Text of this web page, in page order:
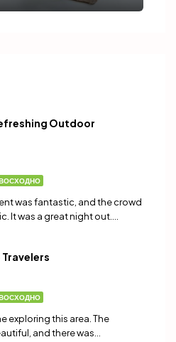
Outdoor
was fantastic, and the crowd
It was a great night out….
exploring this area. The
and there was…